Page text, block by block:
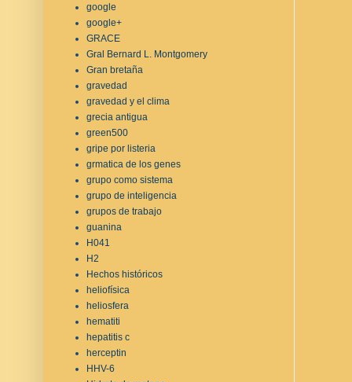
google
google+
GRACE
Gral Bernard L. Montgomery
Gran bretaña
gravedad
gravedad y el clima
grecia antigua
green500
gripe por listeria
grmatica de los genes
grupo como sistema
grupo de inteligencia
grupos de trabajo
guanina
H041
H2
Hechos históricos
heliofísica
heliosfera
hematiti
hepatitis c
herceptin
HHV-6